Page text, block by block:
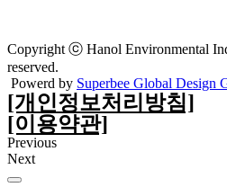
Copyright ⓒ Hanol Environmental
reserved.
Powerd by Superbee Global Design
[개인정보처리방침]
[이용약관]
Previous
Next